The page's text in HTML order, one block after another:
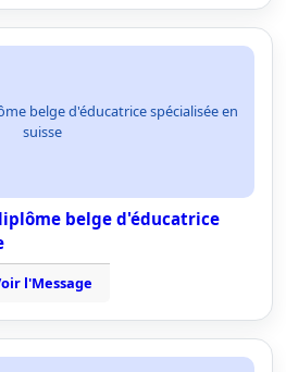
belge d'éducatrice spécialisée en
suisse
belge d'éducatrice
l'Message